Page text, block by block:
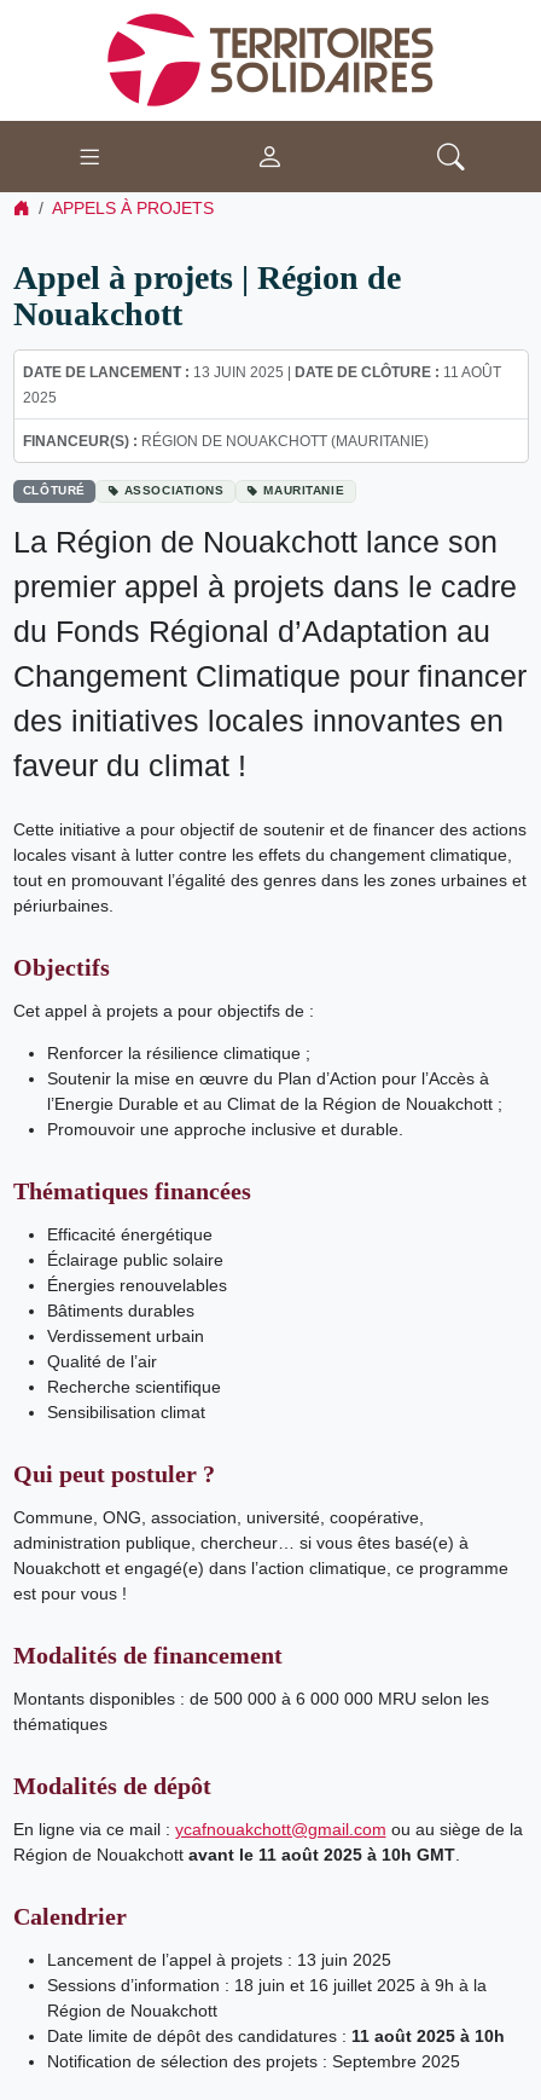
APPELS À PROJETS
Appel à projets | Région de
Nouakchott
DATE DE LANCEMENT : 13 JUIN 2025 | DATE DE CLÔTURE : 11 AOÛT
2025
FINANCEUR(S) : RÉGION DE NOUAKCHOTT (MAURITANIE)
CLÔTURÉ ASSOCIATIONS MAURITANIE
La Région de Nouakchott lance son
premier appel à projets dans le cadre
du Fonds Régional d’Adaptation au
Changement Climatique pour financer
des initiatives locales innovantes en
faveur du climat !
Cette initiative a pour objectif de soutenir et de financer des actions
locales visant à lutter contre les effets du changement climatique,
tout en promouvant l’égalité des genres dans les zones urbaines et
périurbaines.
Objectifs
Cet appel à projets a pour objectifs de :
Renforcer la résilience climatique ;
Soutenir la mise en œuvre du Plan d’Action pour l’Accès à
l’Energie Durable et au Climat de la Région de Nouakchott ;
Promouvoir une approche inclusive et durable.
Thématiques financées
Efficacité énergétique
Éclairage public solaire
Énergies renouvelables
Bâtiments durables
Verdissement urbain
Qualité de l’air
Recherche scientifique
Sensibilisation climat
Qui peut postuler ?
Commune, ONG, association, université, coopérative,
administration publique, chercheur… si vous êtes basé(e) à
Nouakchott et engagé(e) dans l’action climatique, ce programme
est pour vous !
Modalités de financement
Montants disponibles : de 500 000 à 6 000 000 MRU selon les
thématiques
Modalités de dépôt
En ligne via ce mail : ycafnouakchott@gmail.com ou au siège de la
Région de Nouakchott avant le 11 août 2025 à 10h GMT.
Calendrier
Lancement de l’appel à projets : 13 juin 2025
Sessions d’information : 18 juin et 16 juillet 2025 à 9h à la
Région de Nouakchott
Date limite de dépôt des candidatures : 11 août 2025 à 10h
Notification de sélection des projets : Septembre 2025